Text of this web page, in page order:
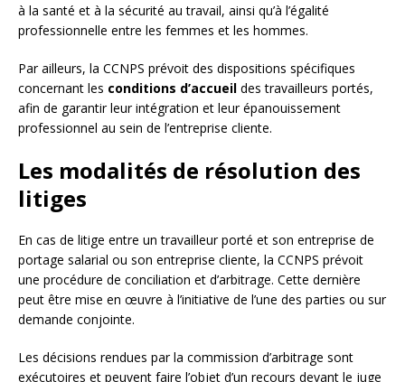
à la santé et à la sécurité au travail, ainsi qu’à l’égalité
professionnelle entre les femmes et les hommes.
Par ailleurs, la CCNPS prévoit des dispositions spécifiques
concernant les conditions d’accueil des travailleurs portés,
afin de garantir leur intégration et leur épanouissement
professionnel au sein de l’entreprise cliente.
Les modalités de résolution des
litiges
En cas de litige entre un travailleur porté et son entreprise de
portage salarial ou son entreprise cliente, la CCNPS prévoit
une procédure de conciliation et d’arbitrage. Cette dernière
peut être mise en œuvre à l’initiative de l’une des parties ou sur
demande conjointe.
Les décisions rendues par la commission d’arbitrage sont
exécutoires et peuvent faire l’objet d’un recours devant le juge